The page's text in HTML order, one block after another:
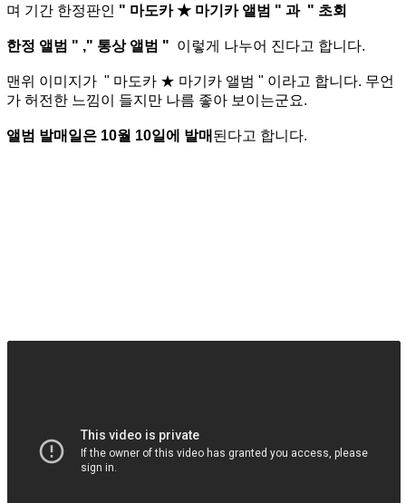
며 기간 한정판인 " 마도카 ★ 마기카 앨범 " 과 " 초회
한정 앨범 " ," 통상 앨범 " 이렇게 나누어 진다고 합니다.
맨위 이미지가 " 마도카 ★ 마기카 앨범 " 이라고 합니다. 무언
가 허전한 느낌이 들지만 나름 좋아 보이는군요.
앨범 발매일은 10월 10일에 발매 된다고 합니다.